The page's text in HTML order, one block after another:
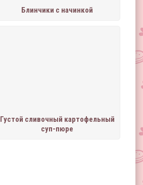
Блинчики с начинкой
Густой сливочный картофельный
суп-пюре